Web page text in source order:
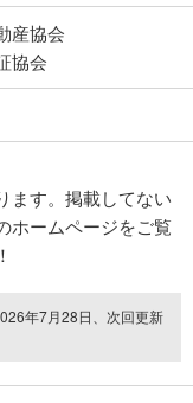
産協会
協会
ます。掲載してない
ームページをご覧
年7月28日、次回更新